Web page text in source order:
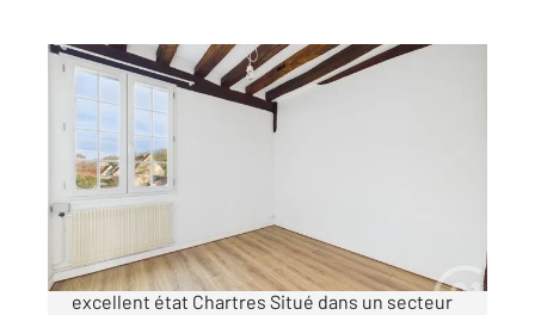
CHARTRES 28
40,93 m
, 2 pièces
Ref : 28165
Appartement F2 à vendre
96 900 €
Basse Ville (Porte Guillaume) Appartement en
excellent état Chartres Situé dans un secteur